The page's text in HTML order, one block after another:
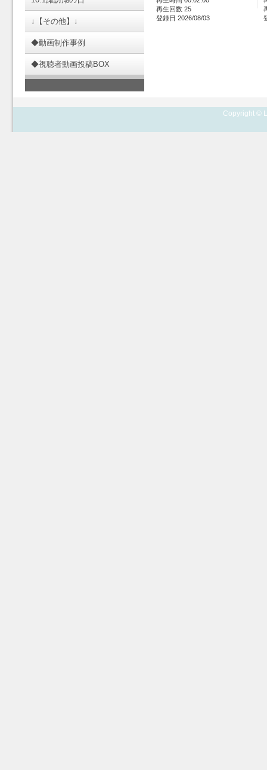
↓【その他】↓
◆動画制作事例
◆視聴者動画投稿BOX
再生回数 25
登録日 2026/08/03
Copyright ©